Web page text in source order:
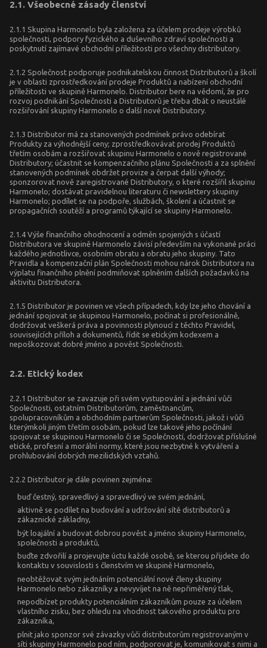
2.1. Všeobecné zásady členství
2.1.1 Skupina Harmonelo byla založena za účelem prodeje výrobků
společnosti, podpory fyzického a duševního zdraví společnosti a
poskytnutí zajímavé obchodní příležitosti pro všechny distributory.
2.1.2 Společnost podporuje podnikatelskou činnost Distributorů a školí
je v oblasti zprostředkování prodeje Produktů a nabízení obchodní
příležitosti ve skupině Harmonelo. Distributor bere na vědomí, že pro
rozvoj podnikání Společnosti a Distributorů je třeba dbát o neustálé
rozšiřování skupiny Harmonelo o další nové Distributory.
2.1.3 Distributor má za stanovených podmínek právo odebírat
Produkty za výhodnější ceny; zprostředkovávat prodej Produktů
třetím osobám a rozšiřovat skupinu Harmonelo o nově registrované
Distributory; účastnit se kompenzačního plánu Společnosti a za splnění
stanovených podmínek obdržet provize a čerpat další výhody;
sponzorovat nově zaregistrované Distributory, o které rozšířil skupinu
Harmonelo; dostávat pravidelnou literaturu či newslettery skupiny
Harmonelo; podílet se na podpoře, službách, školení a účastnit se
propagačních soutěží a programů týkající se skupiny Harmonelo.
2.1.4 Výše finančního ohodnocení a odměn spojených s účastí
Distributora ve skupině Harmonelo závisí především na vykonané práci
každého jednotlivce, osobním obratu a obratu jeho skupiny. Tato
Pravidla a kompenzační plán Společnosti mohou nárok Distributora na
výplatu finančního plnění podmiňovat splněním dalších požadavků na
aktivitu Distributora.
2.1.5 Distributor je povinen ve všech případech, kdy lze jeho chování a
jednání spojovat se skupinou Harmonelo, počínat si profesionálně,
dodržovat veškerá práva a povinnosti plynoucí z těchto Pravidel,
souvisejících příloh a dokumentů, řídit se etickým kodexem a
nepoškozovat dobré jméno a pověst Společnosti.
2.2. Etický kodex
2.2.1 Distributor se zavazuje při svém vystupování a jednání vůči
Společnosti, ostatním Distributorům, zaměstnancům,
spolupracovníkům a obchodním partnerům Společnosti, jakož i vůči
kterýmkoli jiným třetím osobám, pokud lze takové jeho počínání
spojovat se skupinou Harmonelo či se Společností, dodržovat příslušné
etické, profesní a morální normy, které jsou nezbytné k vytváření a
prohlubování dobrých mezilidských vztahů.
2.2.2 Distributor je dále povinen zejména:
buď čestný, spravedlivý a spravedlivý ve svém jednání,
aktivně se podílet na budování a udržování sítě distributorů a
zákaznické základny,
být loajální a budovat dobrou pověst a jméno skupiny Harmonelo,
společnosti a produktů,
buďte zdvořilí a projevujte úctu každé osobě, se kterou přijdete do
kontaktu v souvislosti s členstvím ve skupině Harmonelo,
neobtěžovat svým jednáním potenciální nové členy skupiny
Harmonelo nebo zákazníky a nevyvíjet na ně nepřiměřený tlak,
nepodbízet produkty potenciálním zákazníkům pouze za účelem
vlastního zisku, bez ohledu na vhodnost takového produktu pro
zákazníka,
plnit jako sponzor své závazky vůči distributorům registrovaným v
síti skupiny Harmonelo pod ním, podporovat je, komunikovat s nimi a